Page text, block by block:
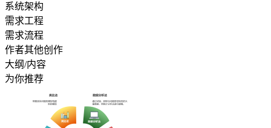
系统架构
需求工程
需求流程
作者其他创作
大纲/内容
为你推荐